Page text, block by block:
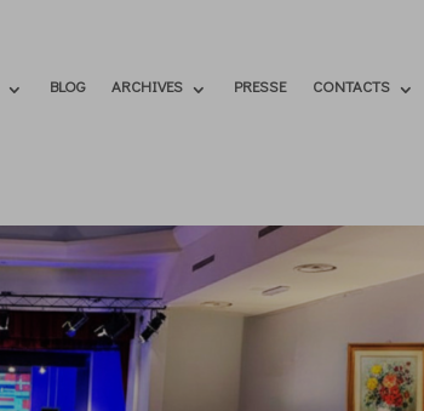
BLOG ARCHIVES PRESSE CONTACTS